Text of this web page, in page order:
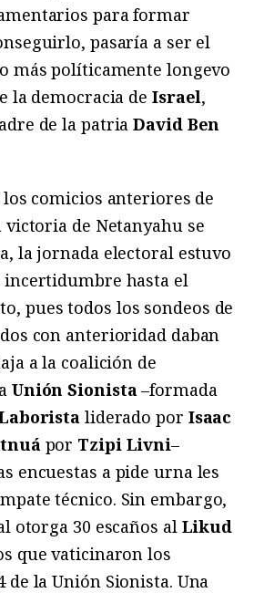
para formar
pasaría a ser el
más políticamente longevo
la democracia de Israel,
de la patriaDavid Ben
comicios anteriores de
victoria de Netanyahu se
la jornada electoral estuvo
incertidumbre hasta el
pues todos los sondeos de
con anterioridad daban
a la coalición de
Unión Sionista–formada
liderado por Isaac
por Tzipi Livni–
encuestas a pide urna les
técnico. Sin embargo,
otorga 30 escaños al Likud
que vaticinaron los
de la Unión Sionista. Una